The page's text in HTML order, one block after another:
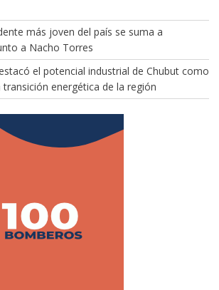
más joven del país se suma a
a Nacho Torres
el potencial industrial de Chubut como
energética de la región